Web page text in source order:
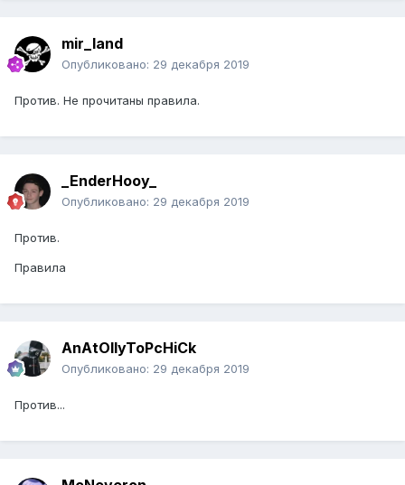
mir_land
Опубликовано: 29 декабря 2019
Против. Не прочитаны правила.
_EnderHooy_
Опубликовано: 29 декабря 2019
Против.
Правила
AnAtOllyToPcHiCk
Опубликовано: 29 декабря 2019
Против...